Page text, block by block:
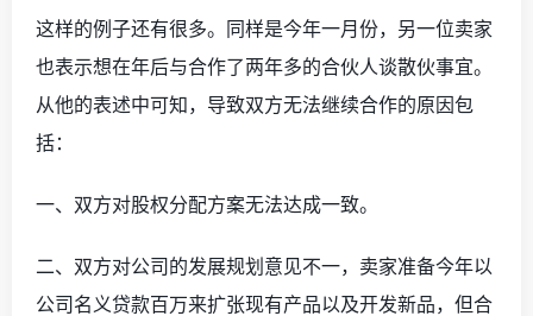
这样的例子还有很多。同样是今年一月份，另一位卖家
也表示想在年后与合作了两年多的合伙人谈散伙事宜。
从他的表述中可知，导致双方无法继续合作的原因包
括：
一、双方对股权分配方案无法达成一致。
二、双方对公司的发展规划意见不一，卖家准备今年以
公司名义贷款百万来扩张现有产品以及开发新品，但合